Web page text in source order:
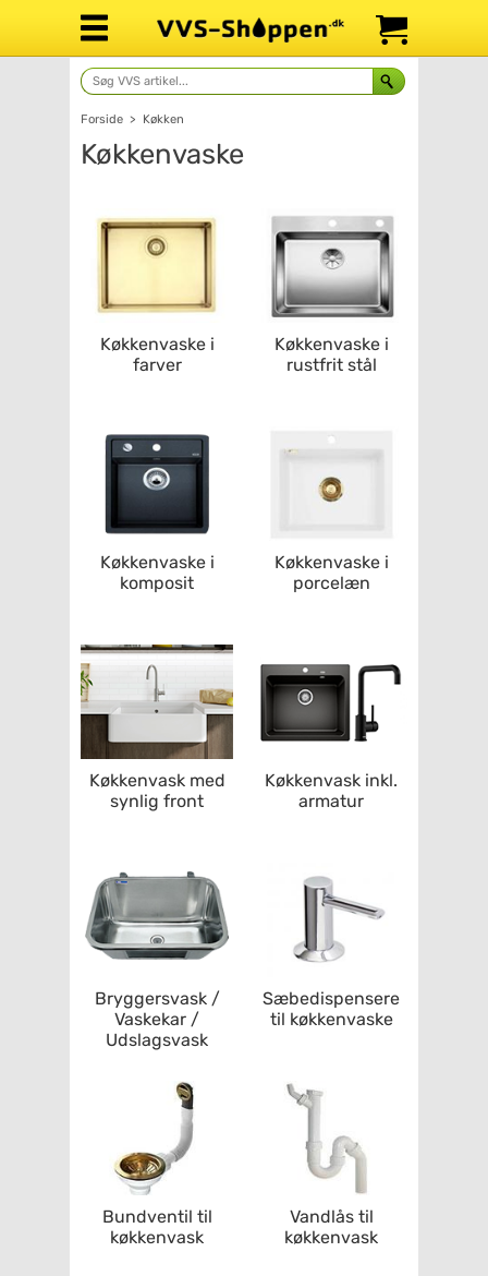
Forside > Køkken
Køkkenvaske
Køkkenvaske i
farver
Køkkenvaske i
rustfrit stål
Køkkenvaske i
komposit
Køkkenvaske i
porcelæn
Køkkenvask med
synlig front
Køkkenvask inkl.
armatur
Bryggersvask /
Vaskekar /
Udslagsvask
Sæbedispensere
til køkkenvaske
Bundventil til
køkkenvask
Vandlås til
køkkenvask